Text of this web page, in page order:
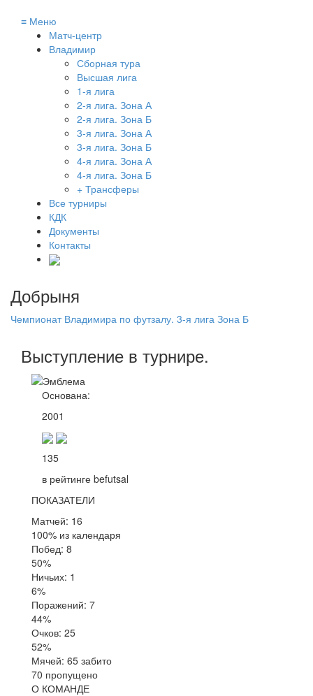
≡ Меню
Матч-центр
Владимир
Сборная тура
Высшая лига
1-я лига
2-я лига. Зона А
2-я лига. Зона Б
3-я лига. Зона А
3-я лига. Зона Б
4-я лига. Зона А
4-я лига. Зона Б
+ Трансферы
Все турниры
КДК
Документы
Контакты
Добрыня
Чемпионат Владимира по футзалу. 3-я лига Зона Б
Выступление в турнире.
Основана:
2001
135
в рейтинге befutsal
ПОКАЗАТЕЛИ
Матчей: 16
100% из календаря
Побед: 8
50%
Ничьих: 1
6%
Поражений: 7
44%
Очков: 25
52%
Мячей: 65 забито
70 пропущено
О КОМАНДЕ